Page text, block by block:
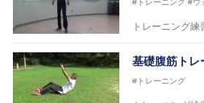
●資格●
～豊かな環境がなくて
#トレーニング #ウ
トレーニング練
基礎腹筋ト
#トレーニング